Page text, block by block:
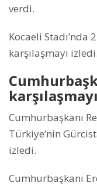
verdi.
Kocaeli
karşılaşmayı izledi.
Cumhurbaşkanı
Türkiye’nin
izledi.
Cumhurbaşkanı